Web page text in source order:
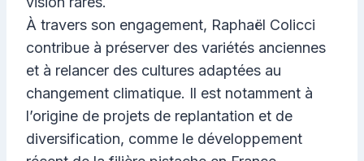
À travers son engagement, Raphaël Colicci
contribue à préserver des variétés anciennes
et à relancer des cultures adaptées au
changement climatique. Il est notamment à
l’origine de projets de replantation et de
diversification, comme le développement